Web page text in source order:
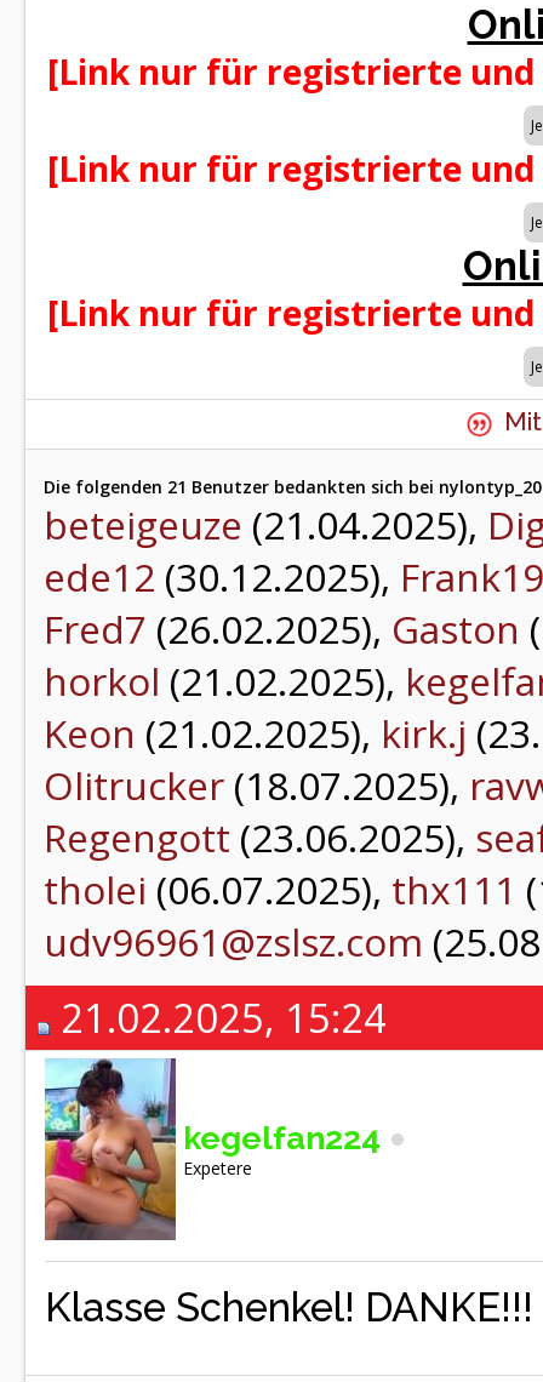
[Link nur für registrierte
[Link nur für registrierte
[Link nur für registrierte
Die folgenden 21 Benutzer bedankten sich bei
beteigeuze (21.04.2025),
ede12 (30.12.2025),
Fred7 (26.02.2025), Gaston
horkol (21.02.2025),
Keon (21.02.2025), kirk.j
Olitrucker (18.07.2025),
Regengott (23.06.2025),
tholei (06.07.2025), thx111
udv96961@zslsz.com
21.02.2025, 15:24
kegelfan224
Expetere
Klasse Schenkel! DANKE!!!